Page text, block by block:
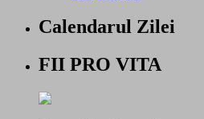
Calendarul Zilei
FII PRO VITA